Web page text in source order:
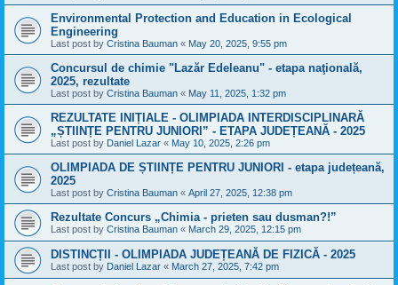
Environmental Protection and Education in Ecological
Engineering
Last post by Cristina Bauman « May 20, 2025, 9:55 pm
Concursul de chimie "Lazăr Edeleanu" - etapa naţională,
2025, rezultate
Last post by Cristina Bauman « May 11, 2025, 1:32 pm
REZULTATE INIȚIALE - OLIMPIADA INTERDISCIPLINARĂ
„ȘTIINȚE PENTRU JUNIORI” - ETAPA JUDEȚEANĂ - 2025
Last post by Daniel Lazar « May 10, 2025, 2:26 pm
OLIMPIADA DE ȘTIINȚE PENTRU JUNIORI - etapa județeană,
2025
Last post by Cristina Bauman « April 27, 2025, 12:38 pm
Rezultate Concurs „Chimia - prieten sau dusman?!”
Last post by Cristina Bauman « March 29, 2025, 12:15 pm
DISTINCȚII - OLIMPIADA JUDEȚEANĂ DE FIZICĂ - 2025
Last post by Daniel Lazar « March 27, 2025, 7:42 pm